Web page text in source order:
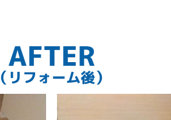
AFTER
（リフォーム後）